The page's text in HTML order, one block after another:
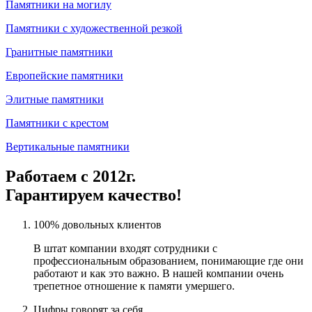
Памятники на могилу
Памятники с художественной резкой
Гранитные памятники
Европейские памятники
Элитные памятники
Памятники с крестом
Вертикальные памятники
Работаем с 2012г.
Гарантируем качество!
100% довольных клиентов
В штат компании входят сотрудники с
профессиональным образованием, понимающие где они
работают и как это важно. В нашей компании очень
трепетное отношение к памяти умершего.
Цифры говорят за себя